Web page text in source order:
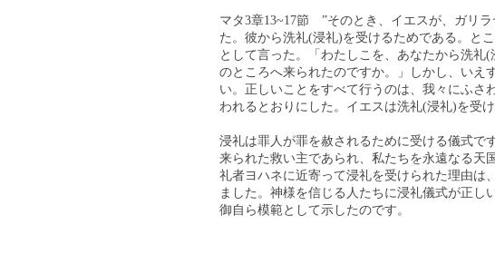
マタ3章13~17節 ”そのとき、イエスが、ガリ
た。彼から洗礼(浸礼)を受けるためである。と
として言った。「わたしこを、あなたから洗礼
のところへ来られたのですか。」しかし、いえ
い。正しいことをすべて行うのは、我々にふさ
われるとおりにした。イエスは洗礼(浸礼)を受
浸礼は罪人が罪を赦されるために受ける儀式で
来られた救い主であられ、私たちを永遠なる天
礼者ヨハネに近寄って浸礼を受けられた理由は
ました。神様を信じる人たちに浸礼儀式が正し
御自ら模範として示したのです。